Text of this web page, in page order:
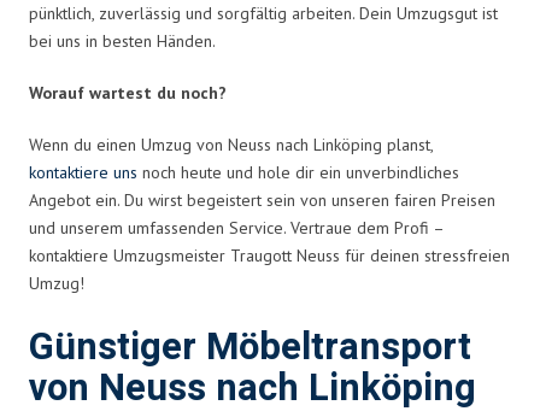
pünktlich, zuverlässig und sorgfältig arbeiten. Dein Umzugsgut ist
bei uns in besten Händen.
Worauf wartest du noch?
Wenn du einen Umzug von Neuss nach Linköping planst,
kontaktiere uns noch heute und hole dir ein unverbindliches
Angebot ein. Du wirst begeistert sein von unseren fairen Preisen
und unserem umfassenden Service. Vertraue dem Profi –
kontaktiere Umzugsmeister Traugott Neuss für deinen stressfreien
Umzug!
Günstiger Möbeltransport
von Neuss nach Linköping